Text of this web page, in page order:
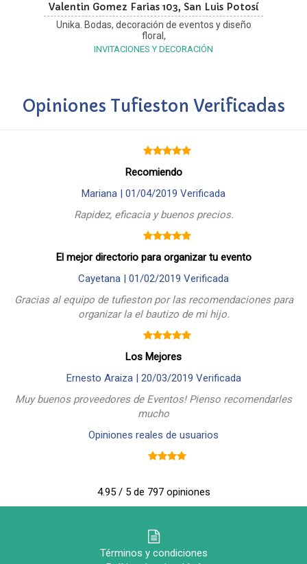
Valentin Gomez Farias 103, San Luis Potosí
Unika. Bodas, decoración de eventos y diseño
floral,
INVITACIONES Y DECORACIÓN
Opiniones Tufieston Verificadas
Recomiendo
Mariana | 01/04/2019 Verificada
Rapidez, eficacia y buenos precios.
El mejor directorio para organizar tu evento
Cayetana | 01/02/2019 Verificada
Gracias al equipo de tufieston por las recomendaciones para
organizar la el bautizo de mi hijo.
Los Mejores
Ernesto Araiza | 20/03/2019 Verificada
Muy buenos proveedores de Eventos! Pienso recomendarles
mucho
Opiniones reales de usuarios
4.95 / 5 de 797 opiniones
Términos y condiciones